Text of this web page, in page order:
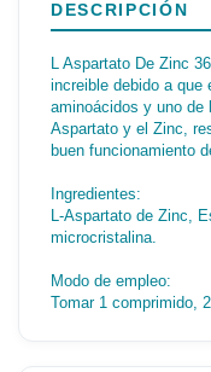
DESCRIPCIÓN
L Aspartato De Zinc
increible debido a que
aminoácidos y uno de
Aspartato y el Zinc,
buen funcionamiento
Ingredientes:
L-Aspartato de Zinc,
microcristalina.
Modo de empleo:
Tomar 1 comprimido,